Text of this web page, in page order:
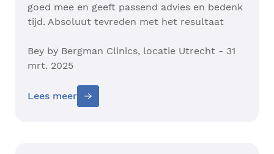
goed mee en geeft passend advies en bedenk
tijd. Absoluut tevreden met het resultaat
Bey by Bergman Clinics, locatie Utrecht - 31
mrt. 2025
Lees meer